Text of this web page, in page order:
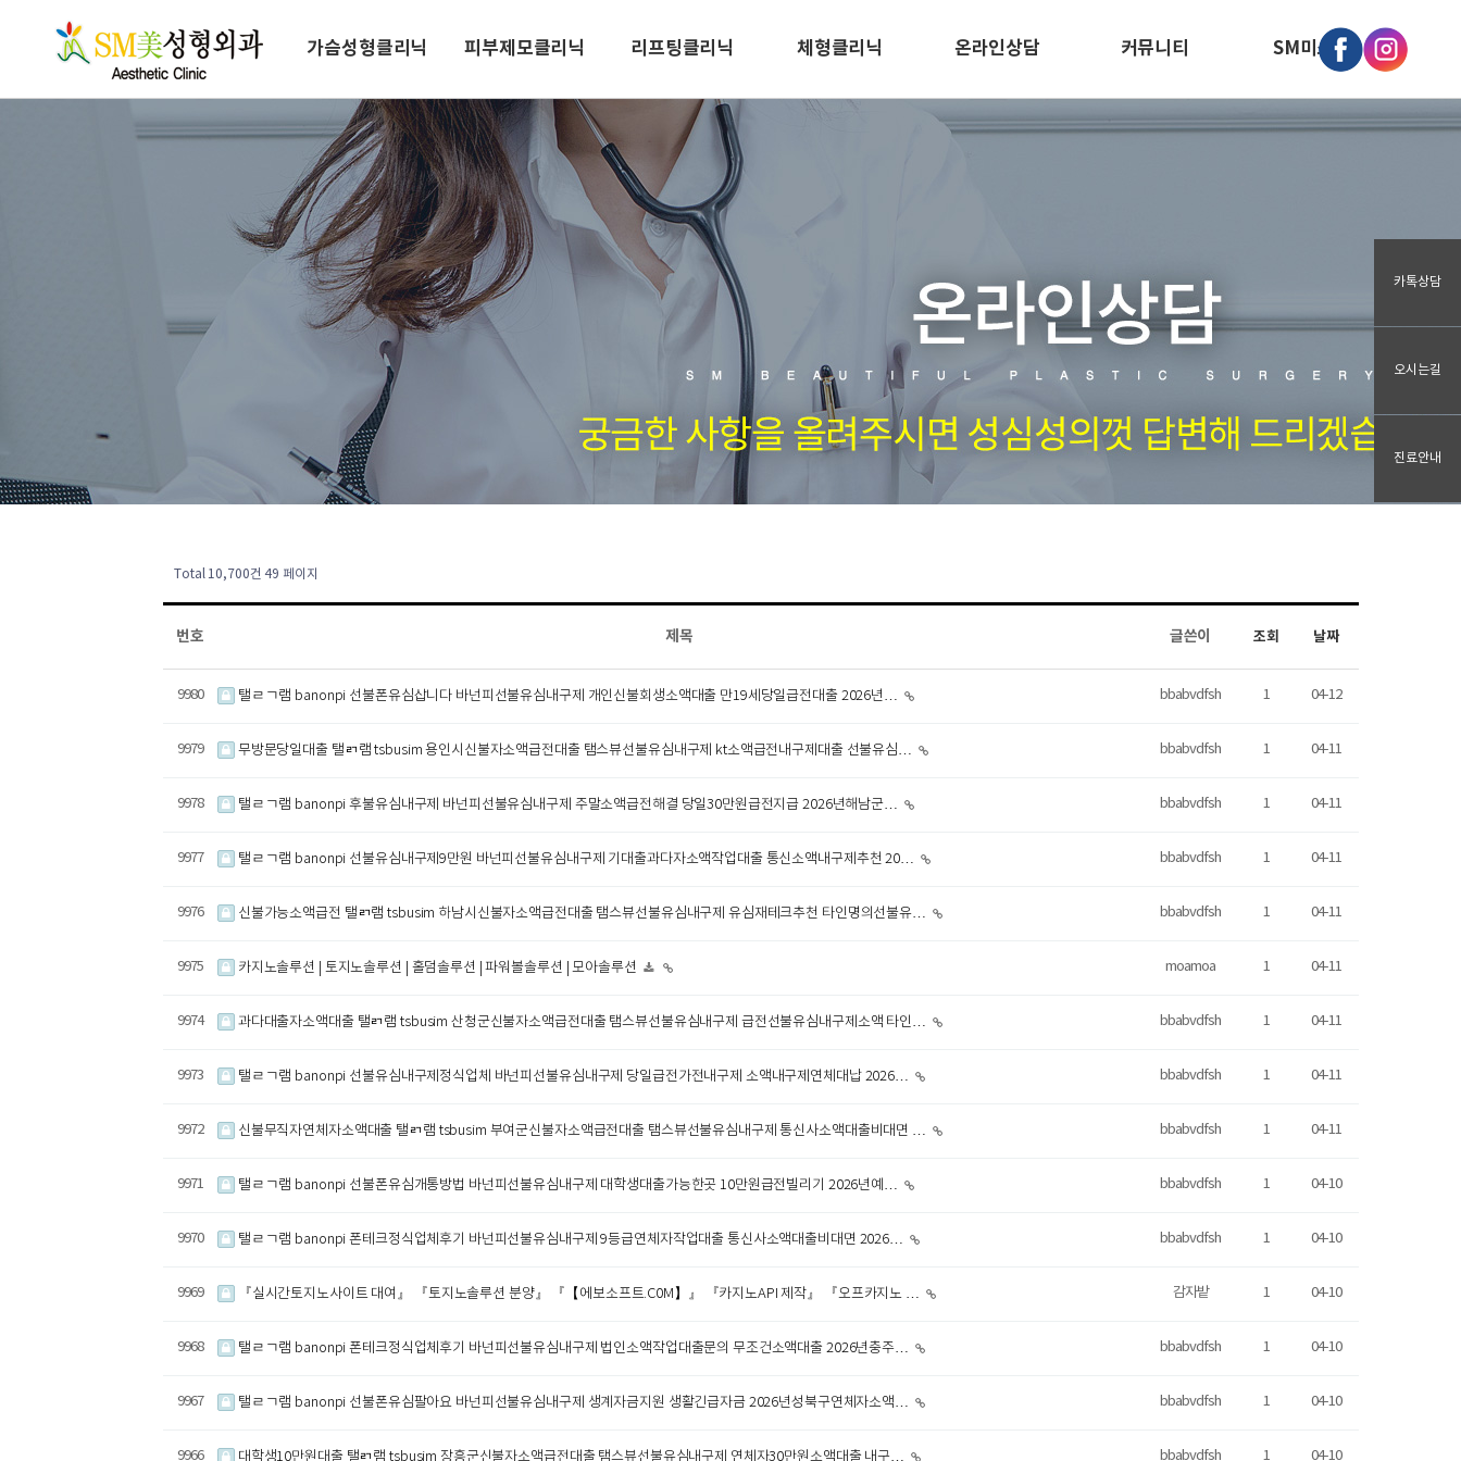
성형클리닉 가슴성형클리닉 피부제모클리닉 리프팅클리닉 체형클리닉 온라인상담 커뮤니티 SM미소개
Total 10,700건 49 페이지
번호 제목 글쓴이 조회 날짜
9980 탤ㄹㄱ램 banonpi 선불폰유심삽니다 바넌피선불유심내구제 개인신불회생소액대출 만19세당일급전대출 2026년… bbabvdfsh 1 04-12
9979 무방문당일대출 탤ㄺ램 tsbusim 용인시신불자소액급전대출 탬스뷰선불유심내구제 kt소액급전내구제대출 선불유심… bbabvdfsh 1 04-11
9978 탤ㄹㄱ램 banonpi 후불유심내구제 바넌피선불유심내구제 주말소액급전해결 당일30만원급전지급 2026년해남군… bbabvdfsh 1 04-11
9977 탤ㄹㄱ램 banonpi 선불유심내구제9만원 바넌피선불유심내구제 기대출과다자소액작업대출 통신소액내구제추천 20… bbabvdfsh 1 04-11
9976 신불가능소액급전 탤ㄺ램 tsbusim 하남시신불자소액급전대출 탬스뷰선불유심내구제 유심재테크추천 타인명의선불유… bbabvdfsh 1 04-11
9975 카지노솔루션 | 토지노솔루션 | 홀덤솔루션 | 파워볼솔루션 | 모아솔루션 moamoa 1 04-11
9974 과다대출자소액대출 탤ㄺ램 tsbusim 산청군신불자소액급전대출 탬스뷰선불유심내구제 급전선불유심내구제소액 타인… bbabvdfsh 1 04-11
9973 탤ㄹㄱ램 banonpi 선불유심내구제정식업체 바넌피선불유심내구제 당일급전가전내구제 소액내구제연체대납 2026… bbabvdfsh 1 04-11
9972 신불무직자연체자소액대출 탤ㄺ램 tsbusim 부여군신불자소액급전대출 탬스뷰선불유심내구제 통신사소액대출비대면 … bbabvdfsh 1 04-11
9971 탤ㄹㄱ램 banonpi 선불폰유심개통방법 바넌피선불유심내구제 대학생대출가능한곳 10만원급전빌리기 2026년예… bbabvdfsh 1 04-10
9970 탤ㄹㄱ램 banonpi 폰테크정식업체후기 바넌피선불유심내구제 9등급연체자작업대출 통신사소액대출비대면 2026… bbabvdfsh 1 04-10
9969 『실시간토지노사이트 대여』 『토지노솔루션 분양』 『【에보소프트.C0M】』 『카지노API 제작』 『오프카지노 … 감자밭 1 04-10
9968 탤ㄹㄱ램 banonpi 폰테크정식업체후기 바넌피선불유심내구제 법인소액작업대출문의 무조건소액대출 2026년충주… bbabvdfsh 1 04-10
9967 탤ㄹㄱ램 banonpi 선불폰유심팔아요 바넌피선불유심내구제 생계자금지원 생활긴급자금 2026년성북구연체자소액… bbabvdfsh 1 04-10
9966 대학생10만원대출 탤ㄺ램 tsbusim 장흥군신불자소액급전대출 탬스뷰선불유심내구제 연체자30만원소액대출 내구… bbabvdfsh 1 04-10
카톡상담
오시는길
진료안내